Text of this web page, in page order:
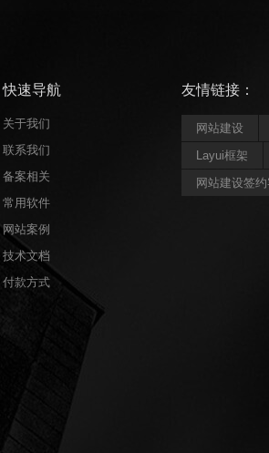
快速导航
关于我们
联系我们
备案相关
常用软件
网站案例
技术文档
付款方式
友情链接：
网站建设
Layui框架
网站建设签